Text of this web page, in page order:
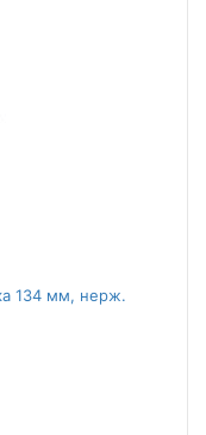
134 мм, нерж.